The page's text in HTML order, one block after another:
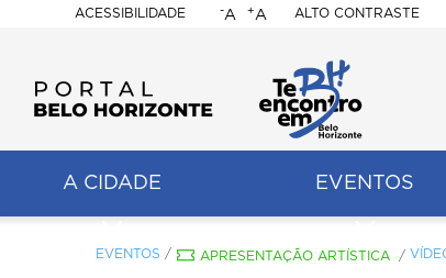
ACESSIBILIDADE
BELO
HORIZONTE
-A +A ALTO CONTRASTE
A CIDADE EVENTOS
EVENTOS / APRESENTAÇÃO ARTÍSTICA /